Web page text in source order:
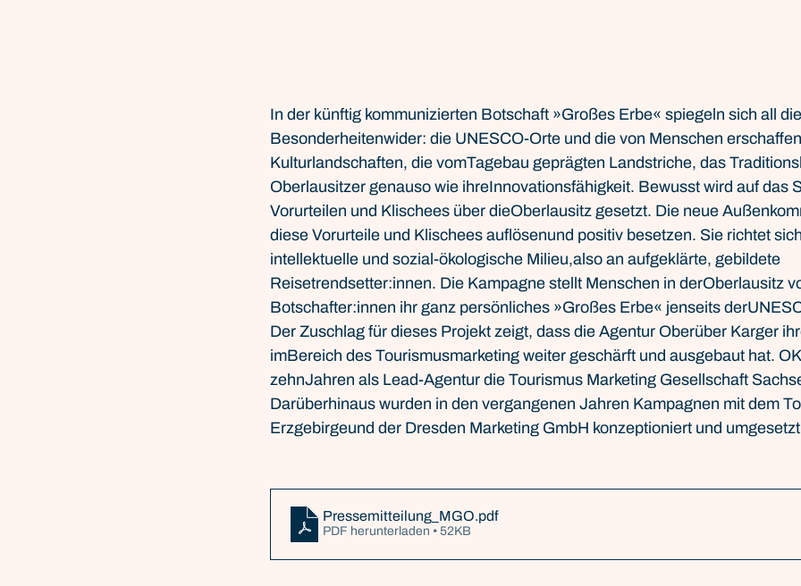
In der künftig kommunizierten Botschaft »Großes Erbe« spiegeln sich all
Besonderheitenwider: die UNESCO-Orte und die von Menschen
Kulturlandschaften, die vomTagebau geprägten Landstriche, das
Oberlausitzer genauso wie ihreInnovationsfähigkeit. Bewusst wird auf das
Vorurteilen und Klischees über dieOberlausitz gesetzt. Die neue
diese Vorurteile und Klischees auflösenund positiv besetzen. Sie richtet
intellektuelle und sozial-ökologische Milieu,also an aufgeklärte, gebildete
Reisetrendsetter:innen. Die Kampagne stellt Menschen in derOberlausitz
Botschafter:innen ihr ganz persönliches »Großes Erbe« jenseits
Der Zuschlag für dieses Projekt zeigt, dass die Agentur Oberüber Karger
imBereich des Tourismusmarketing weiter geschärft und ausgebaut hat.
zehnJahren als Lead-Agentur die Tourismus Marketing Gesellschaft
Darüberhinaus wurden in den vergangenen Jahren Kampagnen mit dem
Erzgebirgeund der Dresden Marketing GmbH konzeptioniert und
Pressemitteilung_MGO.pdf
PDF herunterladen • 52KB